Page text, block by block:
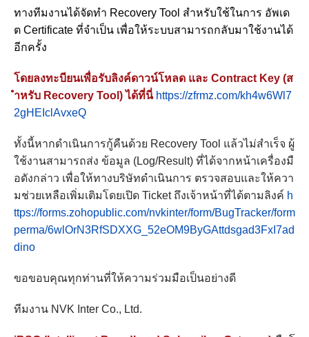
ทางทีมงานได้จัดทำ Recovery Tool สำหรับใช้ในการ อัพเด
ต Certificate ที่จำเป็น เพื่อให้ระบบสามารถกลับมาใช้งานได้
อีกครั้ง
โดยลงทะบียนเพื่อรับลิงค์ดาวน์โหลด และ Contract Key (ส
ำหรับ Recovery Tool) ได้ที่นี่ https://zfrmz.com/kh4w6Wl7
2gHEIclAvxeQ
ทั้งนี้หากดำเนินการกู้คืนด้วย Recovery Tool แล้วไม่สำเร็จ ผู้
ใช้งานสามารถส่ง ข้อมูล (Log/Result) ที่ได้จากหน้าเครื่องมื
อดังกล่าว เพื่อให้ทางบริษัทดำเนินการ ตรวจสอบและให้ควา
มช่วยเหลือเพิ่มเติมโดยเปิด Ticket ถึงเจ้าหน้าที่ได้ตามลิงค์ h
ttps://forms.zohopublic.com/nvkinter/form/BugTracker/form
perma/6wlOrN3RfSDXXG_52eOM9ByGAttdsgad3FxI7ad
dino
ขอขอบคุณทุกท่านที่ให้ความร่วมมือเป็นอย่างดี
ทีมงาน NVK Inter Co., Ltd.